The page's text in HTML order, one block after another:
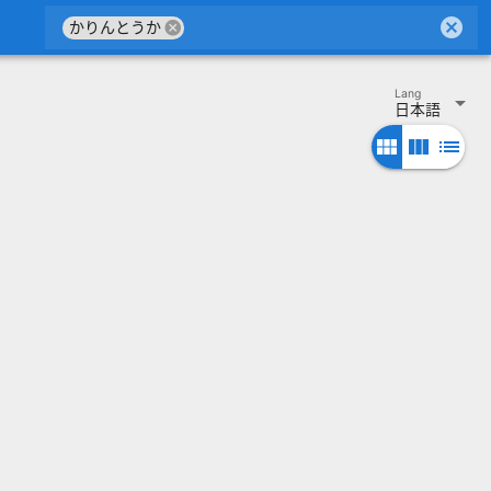
かりんとうかcancel cancel
日本語
Lang
arrow_drop_down
view_module view_column list